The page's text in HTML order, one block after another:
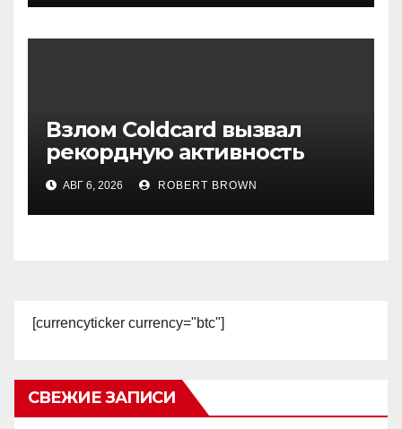
Взлом Coldcard вызвал
рекордную активность
держателей биткоина
АВГ 6, 2026 ROBERT BROWN
[currencyticker currency="btc"]
СВЕЖИЕ ЗАПИСИ